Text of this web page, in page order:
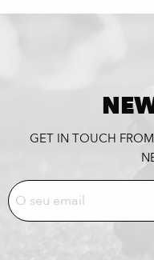
GET IN TOUCH